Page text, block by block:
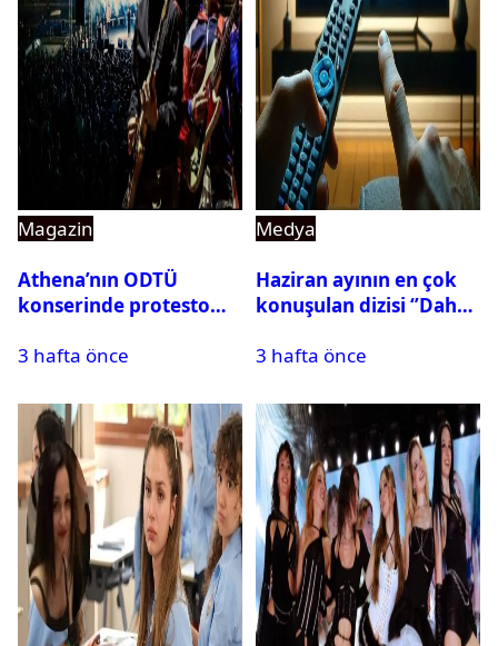
Magazin
Athena’nın ODTÜ
konserinde protesto
3 hafta önce
Medya
Haziran ayının en çok
konuşulan dizisi ‘’Daha
3 hafta önce